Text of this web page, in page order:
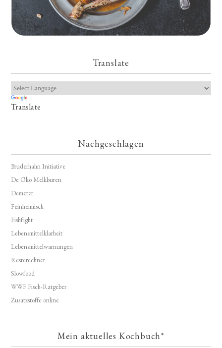
Translate
Translate
Nachgeschlagen
Bruderhahn Initiative
De Öko Melkburen
Demeter
Feinheimisch
Fishfight
Lebensmittelklarheit
Lebensmittelwarnungen
Resterechner
Slowfood
WWF Fisch-Ratgeber
Zusatzstoffe online
Mein aktuelles Kochbuch*